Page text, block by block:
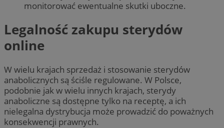
monitorować ewentualne skutki uboczne.
Legalność zakupu sterydów
online
W wielu krajach sprzedaż i stosowanie sterydów
anabolicznych są ściśle regulowane. W Polsce,
podobnie jak w wielu innych krajach, sterydy
anaboliczne są dostępne tylko na receptę, a ich
nielegalna dystrybucja może prowadzić do poważnych
konsekwencji prawnych.